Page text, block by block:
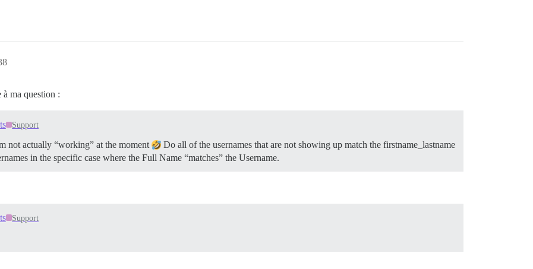
ma question :
Support
not actually “working” at the moment
Do all of the usernames that are not showing up match the firstname_lastname
in the specific case where the Full Name “matches” the Username.
Support